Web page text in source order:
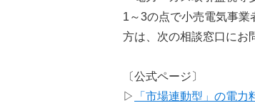
1～3の点で小売電気事
方は、次の相談窓口にお
〔公式ページ〕
▷
「市場連動型」の電